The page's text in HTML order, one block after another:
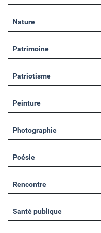
Nature
Patrimoine
Patriotisme
Peinture
Photographie
Poésie
Rencontre
Santé publique